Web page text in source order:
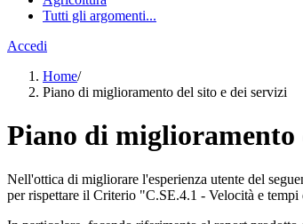
Tutti gli argomenti...
Accedi
Home/
Piano di miglioramento del sito e dei servizi
Piano di miglioramento
Nell'ottica di migliorare l'esperienza utente del
per rispettare il Criterio "C.SE.4.1 - Velocità e tempi